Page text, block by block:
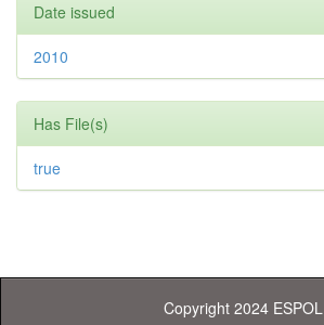
Date issued
2010
Has File(s)
true
Copyright 2024 ESPOL